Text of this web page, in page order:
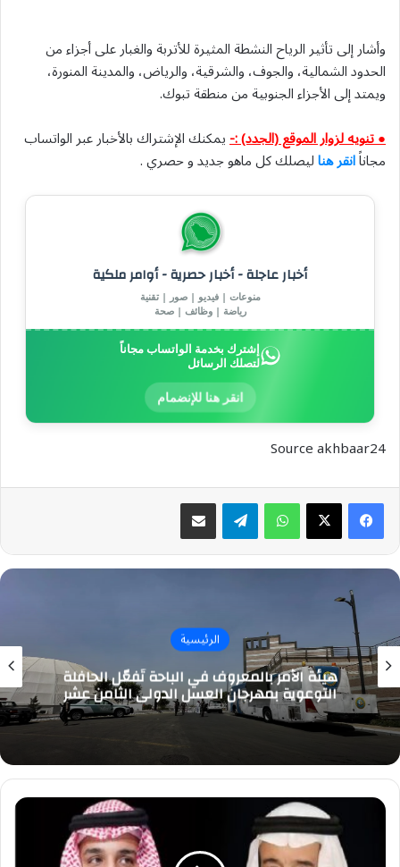
وأشار إلى تأثير الرياح النشطة المثيرة للأتربة والغبار على أجزاء من
الحدود الشمالية، والجوف، والشرقية، والرياض، والمدينة المنورة،
ويمتد إلى الأجزاء الجنوبية من منطقة تبوك.
● تنويه لزوار الموقع (الجدد) :-يمكنك الإشتراك بالأخبار عبر الواتساب
مجاناًانقر هناليصلك كل ماهو جديد و حصري .
أخبار عاجلة - أخبار حصرية - أوامر ملكية
منوعات | فيديو | صور | تقنية
رياضة | وظائف | صحة
إشترك بخدمة الواتساب مجاناً
لتصلك الرسائل
انقر هنا للإنضمام
Source akhbaar24
واتسابتيلقرام مشاركة عبر البريد
الرئيسية
هيئة الأمر بالمعروف في الباحة تُفعّل الحافلة
التوعوية بمهرجان العسل الدولي الثامن عشر
القيادة